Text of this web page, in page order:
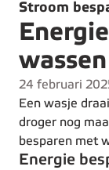
Stroom
24 februari
Een wasje
droger nog
besparen met
Energie